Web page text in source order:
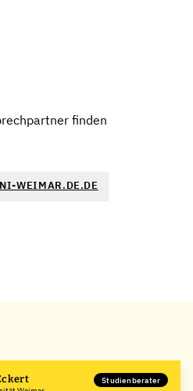
finden
WEIMAR.DE.DE
Eckert Studienberater